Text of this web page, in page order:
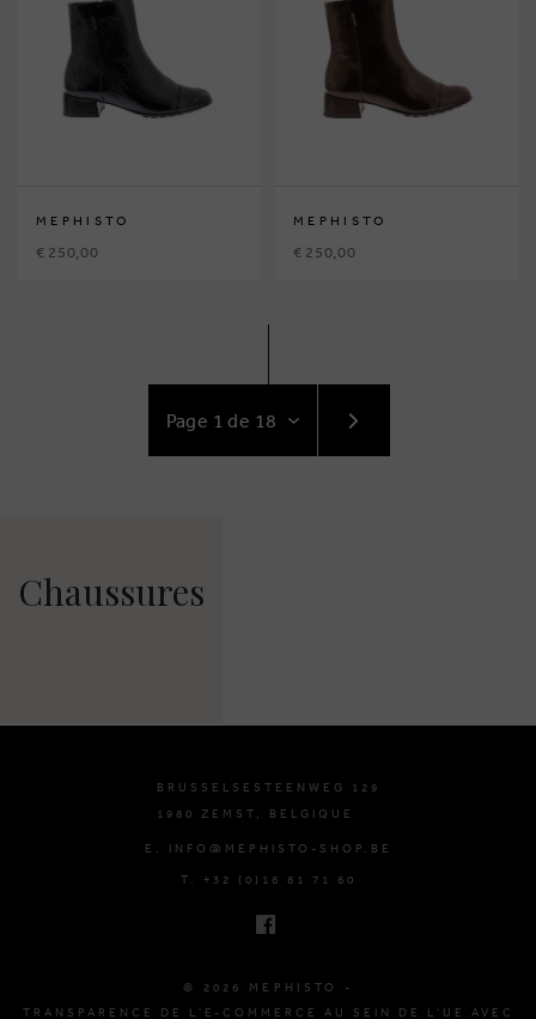
MEPHISTO
€ 250,00
MEPHISTO
€ 250,00
AU
SUIVANT
Chaussures
BRUSSELSESTEENWEG 129
1980 ZEMST, BELGIQUE
E. INFO@MEPHISTO-SHOP.BE
T. +32 (0)16 61 71 60
© 2026 MEPHISTO -
TRANSPARENCE DE L'E-COMMERCE AU SEIN DE L'UE AVEC